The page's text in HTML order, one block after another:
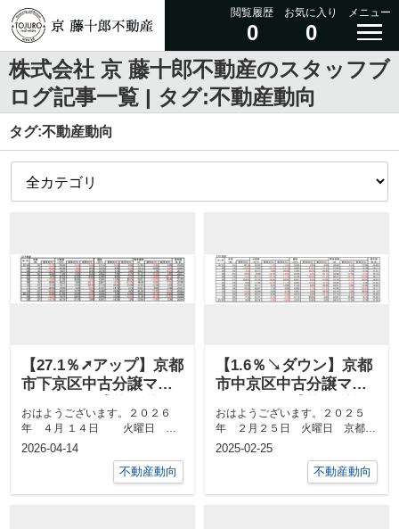
閲覧履歴
0
お気に入り
0
メニュー
株式会社 京 藤十郎不動産のスタッフブ
ログ記事一覧 | タグ:不動産動向
タグ:不動産動向
【27.1％➚アップ】京都
市下京区中古分譲マン
前年対比
おはようございます。２０２６
年 ４月 １４日 火曜日 京
都市中京区 最高気温２４度、
2026-04-14
不動産動向
【1.6％↘ダウン】京都
市中京区中古分譲マン
前年対比
おはようございます。２０２５
年 ２月２５日 火曜日 京都市
中京区 最高気温１０度、 最低
2025-02-25
不動産動向